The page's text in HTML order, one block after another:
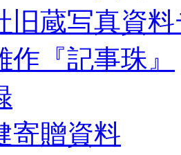
旧蔵写真資
作『記事珠』
寄贈資料